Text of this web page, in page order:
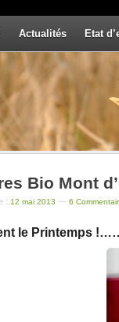
Actualités Etat
Bio Mont
: 12 mai 2013 — 6
le Printemps